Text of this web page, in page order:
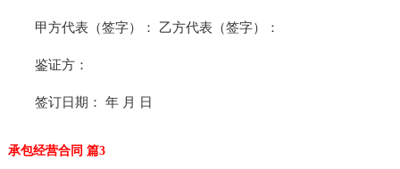
甲方代表（签字）： 乙方代表（签字）：
鉴证方：
签订日期： 年 月 日
承包经营合同 篇3